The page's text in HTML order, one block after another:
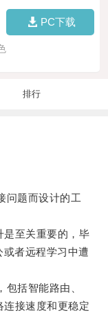
PC下载
排行
题而设计的工
至关重要的，毕
者远程学习中遭
括智能路由、
接速度和更稳定